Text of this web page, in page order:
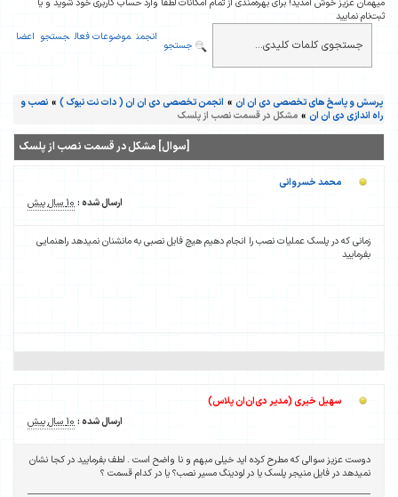
ثبت‌نام نمایید
انجمن موضوعات فعال جستجو اعضا
جستجو
پرسش و پاسخ های تخصصی دی ان ان » انجمن تخصصی دی ان ان ( دات نت نیوک ) » نصب و
راه اندازی دی ان ان » مشکل در قسمت نصب از پلسک
[سوال] مشکل در قسمت نصب از پلسک
محمد خسروانی
ارسال شده : 10 سال پیش
زمانی که در پلسک عملیات نصب را انجام دهیم هیچ فایل نصبی به مانشنان نمیدهد راهنمایی
بفرمایید
سهیل خیری (مدیر دی‌ان‌ان پلاس)
ارسال شده : 10 سال پیش
دوست عزیز سوالی که مطرح کرده اید خیلی مبهم و نا واضح است . لطف بفرمایید در کجا نشان
نمیدهد در فایل منیجر پلسک یا در لودینگ مسیر نصب؟ یا در کدام قسمت ؟